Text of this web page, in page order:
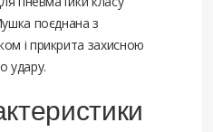
поєднана з
і прикрита захисною
удару.